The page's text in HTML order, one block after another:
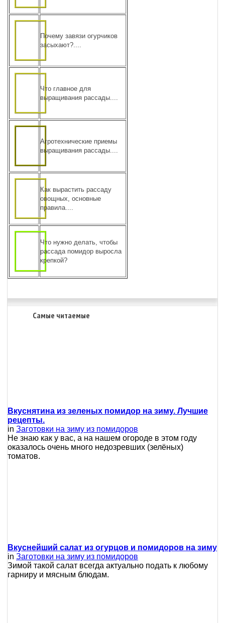
Почему завязи огурчиков
засыхают?....
Что главное для
выращивания рассады....
Агротехнические приемы
выращивания рассады....
Как вырастить рассаду
овощных, основные
правила....
Что нужно делать, чтобы
рассада помидор выросла
крепкой?
Самые читаемые
Вкуснятина из зеленых помидор на зиму. Лучшие
рецепты.
in Заготовки на зиму из помидоров
Не знаю как у вас, а на нашем огороде в этом году
оказалось очень много недозревших (зелёных)
томатов.
Вкуснейший салат из огурцов и помидоров на зиму
in Заготовки на зиму из помидоров
Зимой такой салат всегда актуально подать к любому
гарниру и мясным блюдам.